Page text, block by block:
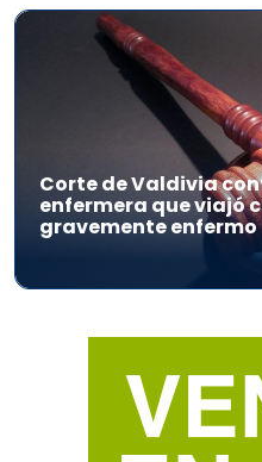
Corte de Valdivia
enfermera que viajó
gravemente enfermo